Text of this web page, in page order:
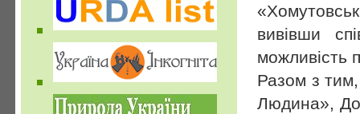
вивівши
можливість
Разом з
Людина»,